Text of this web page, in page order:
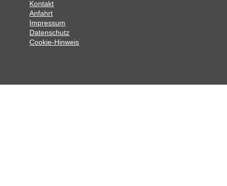
Kontakt
Anfahrt
Impressum
Datenschutz
Cookie-Hinweis